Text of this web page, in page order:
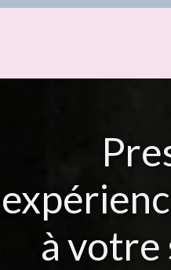
à votre